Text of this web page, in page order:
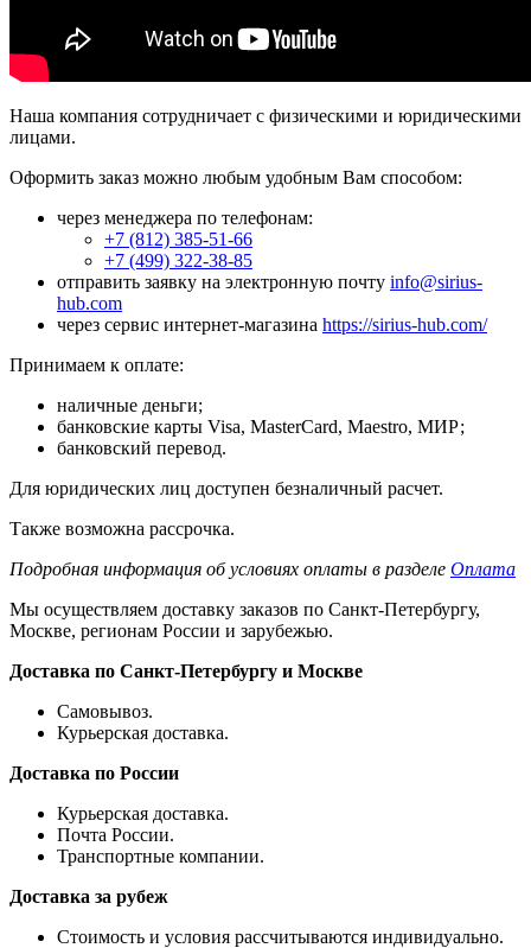
Наша компания сотрудничает с физическими и юридическими
лицами.
Оформить заказ можно любым удобным Вам способом:
через менеджера по телефонам:
+7 (812) 385-51-66
+7 (499) 322-38-85
отправить заявку на электронную почту info@sirius-
hub.com
через сервис интернет-магазина https://sirius-hub.com/
Принимаем к оплате:
наличные деньги;
банковские карты Visa, MasterCard, Maestro, МИР;
банковский перевод.
Для юридических лиц доступен безналичный расчет.
Также возможна рассрочка.
Подробная информация об условиях оплаты в разделе Оплата
Мы осуществляем доставку заказов по Санкт-Петербургу,
Москве, регионам России и зарубежью.
Доставка по Санкт-Петербургу и Москве
Самовывоз.
Курьерская доставка.
Доставка по России
Курьерская доставка.
Почта России.
Транспортные компании.
Доставка за рубеж
Стоимость и условия рассчитываются индивидуально.